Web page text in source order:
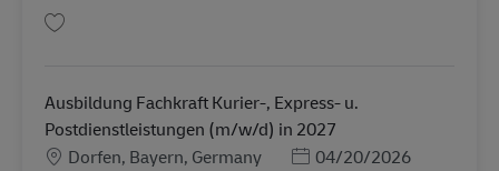
Ausbildung Fachkraft Kurier-, Express- u.
Postdienstleistungen (m/w/d) in 2027
MiestoDorfen, Bayern, Germany Posted Date
04/20/2026